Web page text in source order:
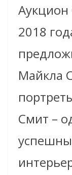
Аукцион
2018
Майкла
Смит –